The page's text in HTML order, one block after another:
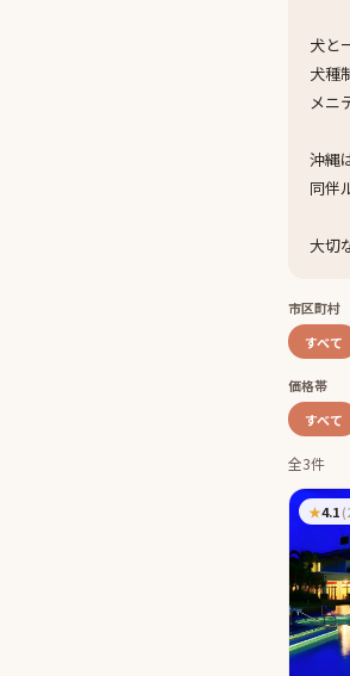
犬と
犬種
メニ
沖縄
同伴
大切
市区町村
すべて
価格帯
すべて
全3件
★4.1(